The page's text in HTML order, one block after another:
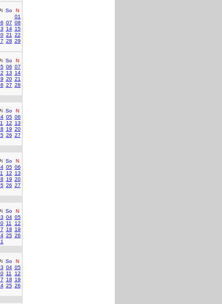
So
N
01
07 08
14 15
21
22
28 29
So
N
06 07
13
14
20 21
27 28
So
N
05 06
12
13
19 20
26 27
So
N
05 06
12
13
19 20
26 27
So
N
04 05
11
12
18
19
25 26
So
N
04 05
11
12
18
19
25 26